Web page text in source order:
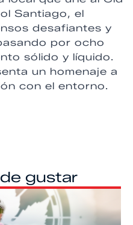
Santiago, el
desafiantes y
por ocho
sólido y líquido.
un homenaje a
con el entorno.
gustar